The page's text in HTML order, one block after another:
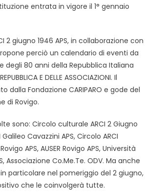
entrata in vigore il 1° gennaio
2 giugno 1946 APS, in collaborazione con
perciò un calendario di eventi da
degli 80 anni della Repubblica Italiana
E DELLE ASSOCIAZIONI. Il
dalla Fondazione CARIPARO e gode del
di Rovigo.
sono: Circolo culturale ARCI 2 Giugno
Galileo Cavazzini APS, Circolo ARCI
APS, AUSER Rovigo APS, Università
Associazione Co.Me.Te. ODV. Ma anche
particolare nel pomeriggio del 2 giugno,
che le coinvolgerà tutte.